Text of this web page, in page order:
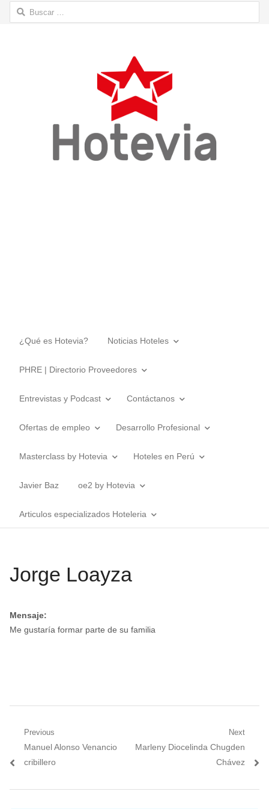
Buscar:
¿Qué es Hotevia? Noticias Hoteles
PHRE | Directorio Proveedores
Entrevistas y Podcast Contáctanos
Ofertas de empleo Desarrollo Profesional
Masterclass by Hotevia Hoteles en Perú
Javier Baz oe2 by Hotevia
Articulos especializados Hoteleria
Jorge Loayza
Mensaje:
Me gustaría formar parte de su familia
Navegación
de
Previous
Previous
post:
Manuel Alonso Venancio
cribillero
Next
Next
Marleny Diocelinda Chugden
Chávez